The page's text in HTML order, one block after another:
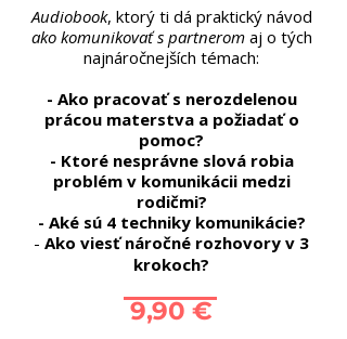
Audiobook, ktorý ti dá praktický návod
ako komunikovať s partneromaj o tých
najnáročnejších témach:
- Ako pracovať s nerozdelenou
prácou materstva a požiadať o
pomoc?
- Ktoré nesprávne slová robia
problém v komunikácii medzi
rodičmi?
- Aké sú 4 techniky komunikácie?
- Ako viesť náročné rozhovory v 3
krokoch?
9,90 €